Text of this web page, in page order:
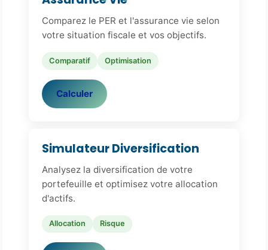
Comparez le PER et l'assurance vie selon
votre situation fiscale et vos objectifs.
Comparatif Optimisation
Calculer
Simulateur Diversification
Analysez la diversification de votre
portefeuille et optimisez votre allocation
d'actifs.
Allocation Risque